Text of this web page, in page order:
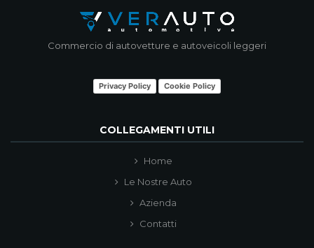
Commercio di autovetture e autoveicoli leggeri
Privacy Policy Cookie Policy
COLLEGAMENTI UTILI
Home
Le Nostre Auto
Azienda
Contatti